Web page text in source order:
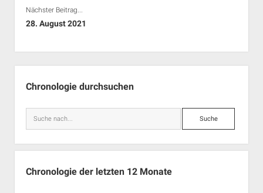
Nächster Beitrag...
28. August 2021
Chronologie durchsuchen
Suche
Chronologie der letzten 12 Monate